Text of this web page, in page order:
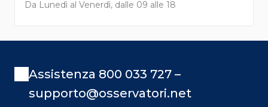
Da Lunedì al Venerdì, dalle 09 alle 18
Assistenza 800 033 727 –
supporto@osservatori.net